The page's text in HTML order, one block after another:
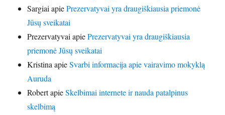
Sargiai apiePrezervatyvai yra draugiškiausia priemonė
Jūsų sveikatai
Prezervatyvai apiePrezervatyvai yra draugiškiausia
priemonė Jūsų sveikatai
Kristina apieSvarbi informacija apie vairavimo mokyklą
Auruda
RobertapieSkelbimai internete ir nauda patalpinus
skelbimą